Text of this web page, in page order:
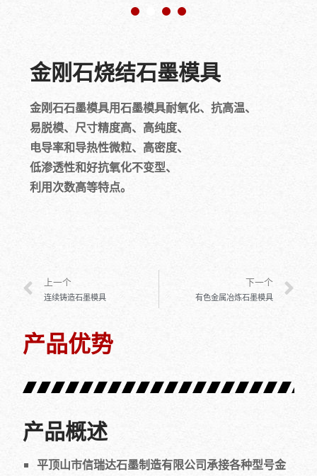
金刚石烧结石墨模具
金刚石石墨模具用石墨模具耐氧化、抗高温、
易脱模、尺寸精度高、高纯度、
电导率和导热性微粒、高密度、
低渗透性和好抗氧化不变型、
利用次数高等特点。
上一个
连续铸造石墨模具
下一个
有色金属冶炼石墨模具
产品优势
产品概述
平顶山市信瑞达石墨制造有限公司承接各种型号金